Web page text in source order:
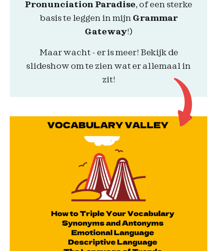
Pronunciation Paradise, of een sterke
basis te leggen in mijn Grammar
Gateway!)
Maar wacht - er is meer! Bekijk de
slideshow om te zien wat er allemaal in
zit!